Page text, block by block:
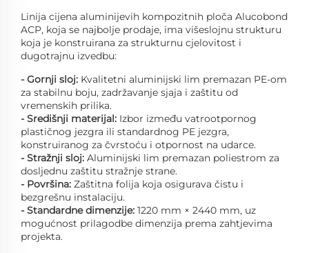
Linija cijena aluminijevih kompozitnih ploča Alucobond
ACP, koja se najbolje prodaje, ima višeslojnu strukturu
koja je konstruirana za strukturnu cjelovitost i
dugotrajnu izvedbu:
- Gornji sloj: Kvalitetni aluminijski lim premazan PE-om
za stabilnu boju, zadržavanje sjaja i zaštitu od
vremenskih prilika.
- Središnji materijal: Izbor između vatrootpornog
plastičnog jezgra ili standardnog PE jezgra,
konstruiranog za čvrstoću i otpornost na udarce.
- Stražnji sloj: Aluminijski lim premazan poliestrom za
dosljednu zaštitu stražnje strane.
- Površina: Zaštitna folija koja osigurava čistu i
bezgrešnu instalaciju.
- Standardne dimenzije: 1220 mm × 2440 mm, uz
mogućnost prilagodbe dimenzija prema zahtjevima
projekta.